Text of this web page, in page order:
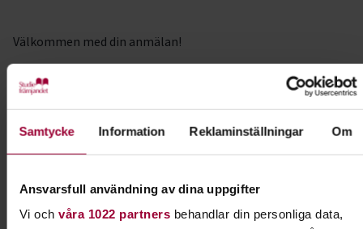
Samtycke Information Reklaminställningar Om
Ansvarsfull användning av dina uppgifter
Vi och våra 1022 partnersbehandlar din personliga data,
Välkommen med din anmälan!
#programförtväst
Kursledare